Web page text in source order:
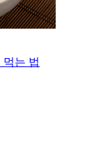
먹는 법